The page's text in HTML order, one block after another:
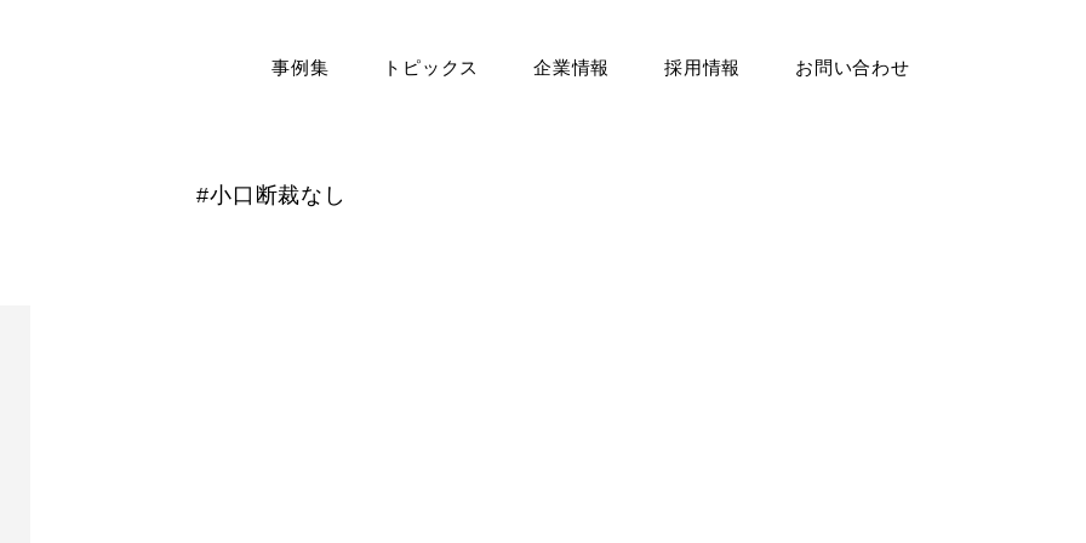
事例集 トピックス 企業情報 採用情報 お問い合わせ
#小口断裁なし